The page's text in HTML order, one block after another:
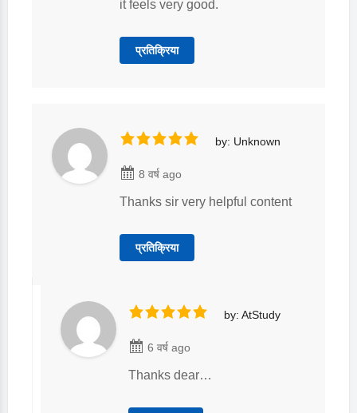
it feels very good.
प्रतिक्रिया
by: Unknown
8 वर्ष ago
Thanks sir very helpful content
प्रतिक्रिया
by: AtStudy
6 वर्ष ago
Thanks dear…